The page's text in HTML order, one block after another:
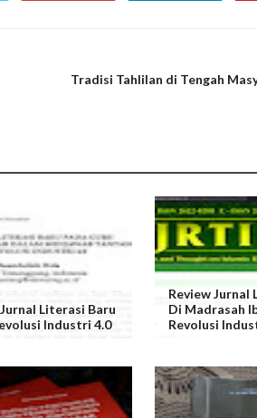
Tradisi Tahlilan di Tengah
Literasi Baru
Industri 4.0
Review Jurnal
Di Madrasah
Revolusi